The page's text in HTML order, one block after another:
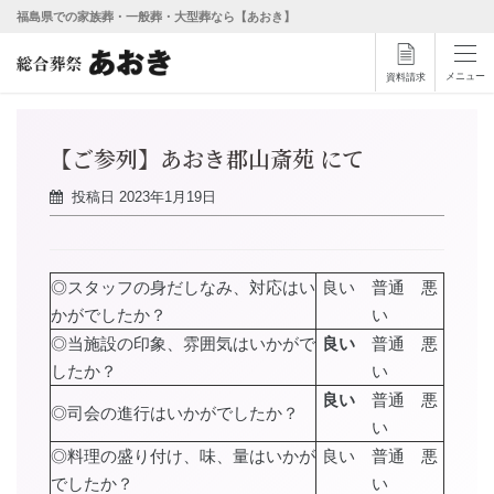
福島県での家族葬・一般葬・大型葬なら【あおき】
資料請求 メニュー
【ご参列】あおき郡山斎苑 にて
投稿日 2023年1月19日
◎スタッフの身だしなみ、対応はい
かがでしたか？
良い 普通 悪
い
◎当施設の印象、雰囲気はいかがで
したか？
良い 普通 悪
い
◎司会の進行はいかがでしたか？
良い 普通 悪
い
◎料理の盛り付け、味、量はいかが
でしたか？
良い 普通 悪
い